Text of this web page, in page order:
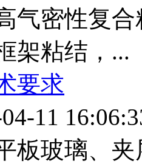
气密性复
架粘结，...
要求
11
板玻璃、